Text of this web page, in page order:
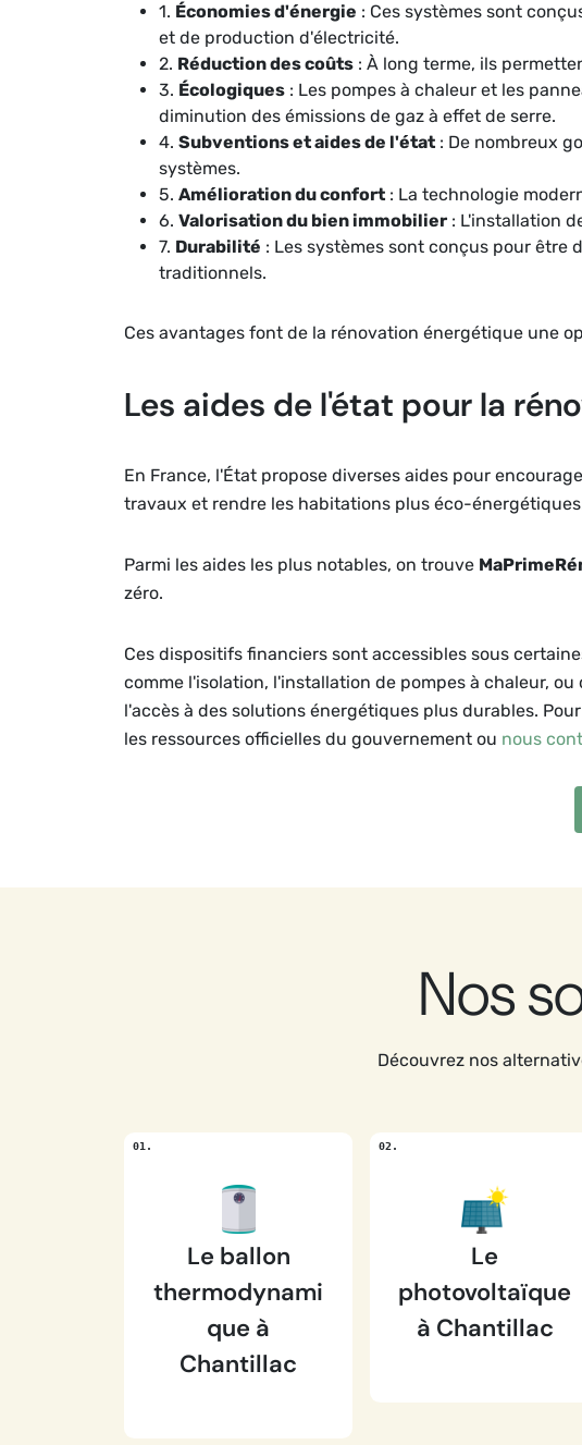
1. Économies d'énergie : Ces systèmes sont
et de production d'électricité.
2. Réduction des coûts : À long terme, ils
3. Écologiques : Les pompes à chaleur et les
diminution des émissions de gaz à effet de serre.
4. Subventions et aides de l'état : De nombreux
systèmes.
5. Amélioration du confort : La technologie
6. Valorisation du bien immobilier : L'installation
7. Durabilité : Les systèmes sont conçus pour
traditionnels.
Ces avantages font de la rénovation énergétique une
Les aides de l'état pour la
En France, l'État propose diverses aides pour
travaux et rendre les habitations plus éco-
Parmi les aides les plus notables, on trouve
zéro.
Ces dispositifs financiers sont accessibles sous
comme l'isolation, l'installation de pompes à chaleur,
l'accès à des solutions énergétiques plus durables.
les ressources officielles du gouvernement ou nous
Nos
Découvrez nos
Le ballon
thermodynami
que à
Chantillac
Le
photovoltaïque
à Chantillac